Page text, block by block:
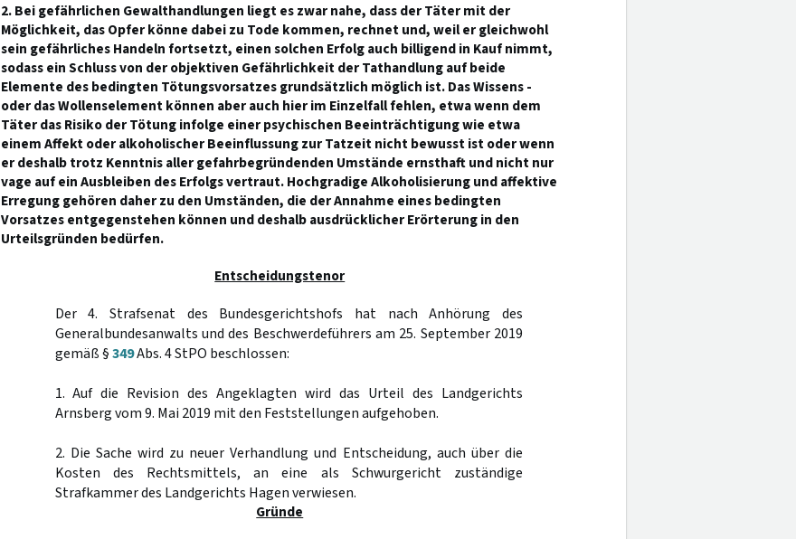
2. Bei gefährlichen Gewalthandlungen liegt es zwar nahe, dass der Täter mit der
Möglichkeit, das Opfer könne dabei zu Tode kommen, rechnet und, weil er gleichwohl
sein gefährliches Handeln fortsetzt, einen solchen Erfolg auch billigend in Kauf nimmt,
sodass ein Schluss von der objektiven Gefährlichkeit der Tathandlung auf beide
Elemente des bedingten Tötungsvorsatzes grundsätzlich möglich ist. Das Wissens -
oder das Wollenselement können aber auch hier im Einzelfall fehlen, etwa wenn dem
Täter das Risiko der Tötung infolge einer psychischen Beeinträchtigung wie etwa
einem Affekt oder alkoholischer Beeinflussung zur Tatzeit nicht bewusst ist oder wenn
er deshalb trotz Kenntnis aller gefahrbegründenden Umstände ernsthaft und nicht nur
vage auf ein Ausbleiben des Erfolgs vertraut. Hochgradige Alkoholisierung und affektive
Erregung gehören daher zu den Umständen, die der Annahme eines bedingten
Vorsatzes entgegenstehen können und deshalb ausdrücklicher Erörterung in den
Urteilsgründen bedürfen.
Entscheidungstenor
Der 4. Strafsenat des Bundesgerichtshofs hat nach Anhörung des
Generalbundesanwalts und des Beschwerdeführers am 25. September 2019
gemäß §349Abs. 4 StPO beschlossen:
1. Auf die Revision des Angeklagten wird das Urteil des Landgerichts
Arnsberg vom 9. Mai 2019 mit den Feststellungen aufgehoben.
2. Die Sache wird zu neuer Verhandlung und Entscheidung, auch über die
Kosten des Rechtsmittels, an eine als Schwurgericht zuständige
Strafkammer des Landgerichts Hagen verwiesen.
Gründe